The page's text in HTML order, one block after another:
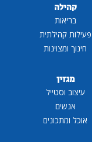
קהילה
בריאות
פעילות קהילתית
חינוך ומצוינות
מגזין
עיצוב וסטייל
אנשים
אוכל ומתכונים